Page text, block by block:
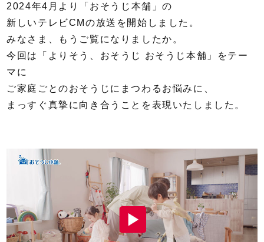
2024年4月より「おそうじ本舗」の
新しいテレビCMの放送を開始しました。
みなさま、もうご覧になりましたか。
今回は「よりそう、おそうじ おそうじ本舗」をテー
マに
ご家庭ごとのおそうじにまつわるお悩みに、
まっすぐ真摯に向き合うことを表現いたしました。